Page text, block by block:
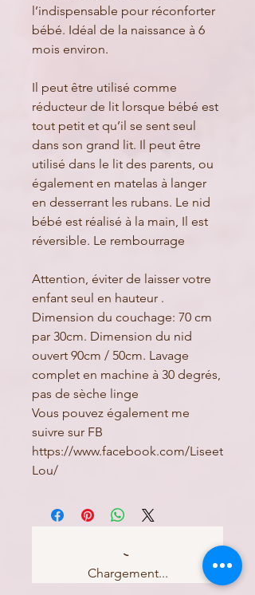
l’indispensable pour réconforter
bébé. Idéal de la naissance à 6
mois environ.
Il peut être utilisé comme
réducteur de lit lorsque bébé est
tout petit et qu’il se sent seul
dans son grand lit. Il peut être
utilisé dans le lit des parents, ou
également en matelas à langer
en desserrant les rubans. Le nid
bébé est réalisé à la main, Il est
réversible. Le rembourrage
Attention, éviter de laisser votre
enfant seul en hauteur .
Dimension du couchage: 70 cm
par 30cm. Dimension du nid
ouvert 90cm / 50cm. Lavage
complet en machine à 30 degrés,
pas de sèche linge
Vous pouvez également me
suivre sur FB
https://www.facebook.com/Liseet
Lou/
Chargement...